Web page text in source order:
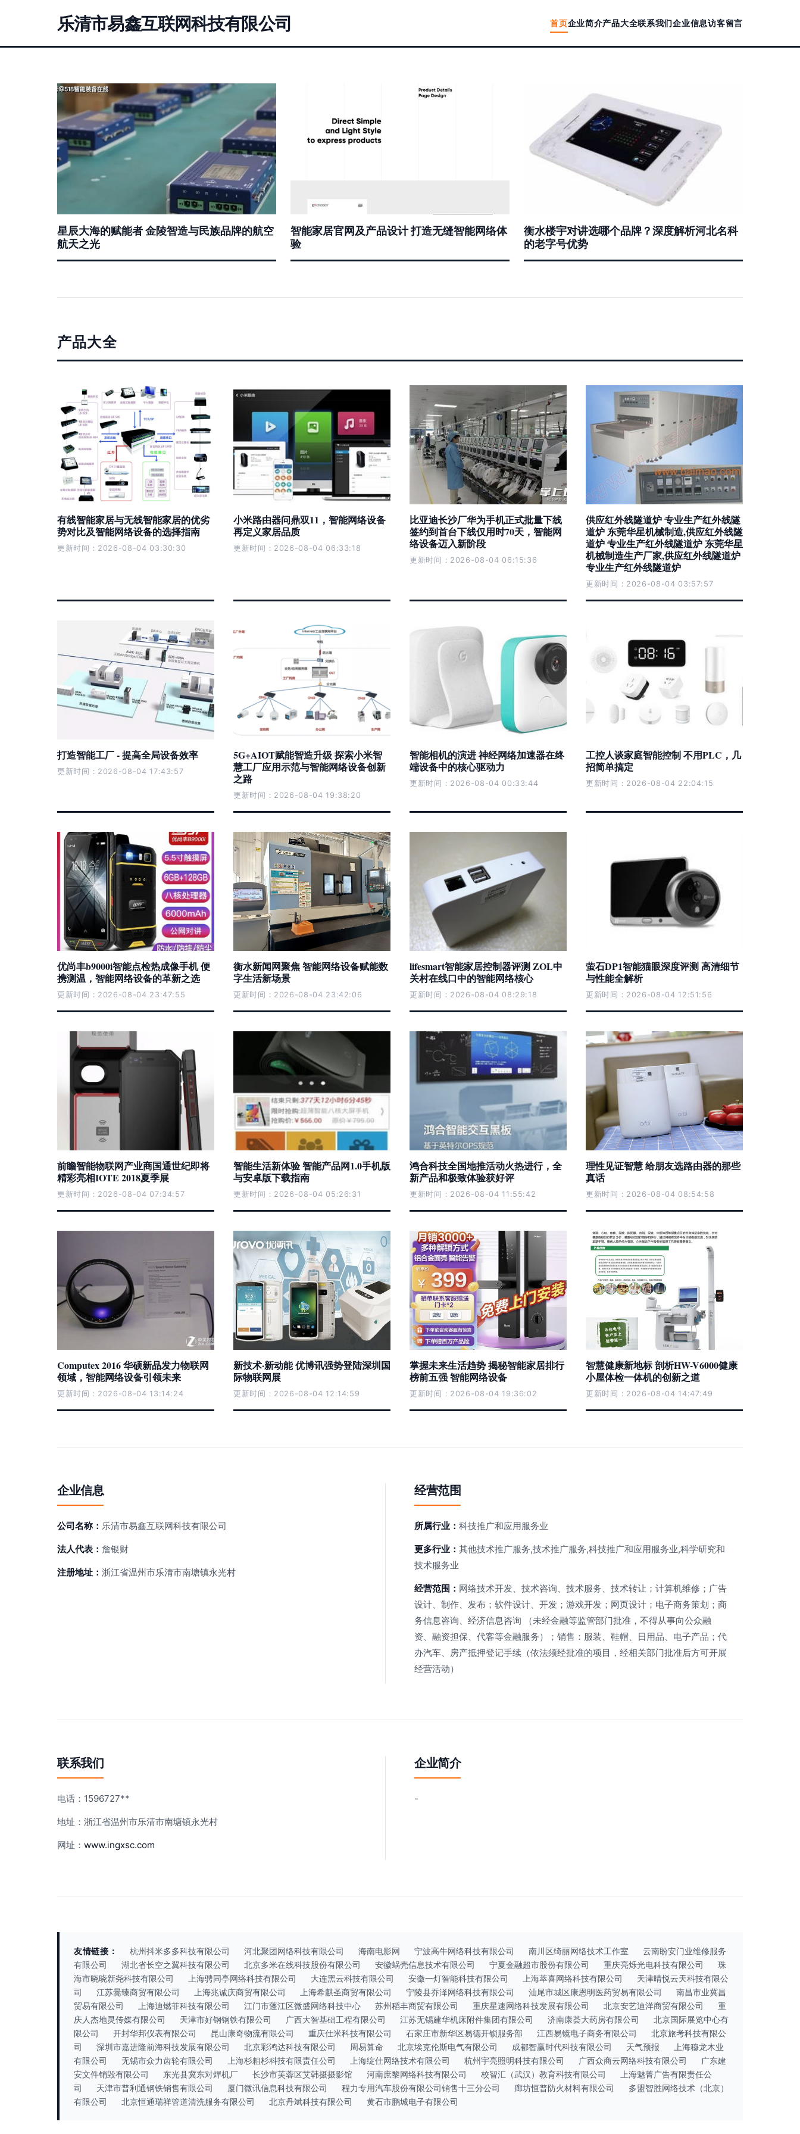
乐清市易鑫互联网科技有限公司 首页企业简介产品大全联系我们企业信息访客留言
星辰大海的赋能者 金陵智造与民族品牌的航空
航天之光
智能家居官网及产品设计 打造无缝智能网络体
验
衡水楼宇对讲选哪个品牌？深度解析河北名科
的老字号优势
产品大全
有线智能家居与无线智能家居的优劣
势对比及智能网络设备的选择指南
更新时间：2026-08-04 03:30:30
小米路由器问鼎双11，智能网络设备
再定义家居品质
更新时间：2026-08-04 06:33:18
比亚迪长沙厂华为手机正式批量下线
签约到首台下线仅用时70天，智能网
络设备迈入新阶段
更新时间：2026-08-04 06:15:36
供应红外线隧道炉 专业生产红外线隧
道炉 东莞华星机械制造,供应红外线隧
道炉 专业生产红外线隧道炉 东莞华星
机械制造生产厂家,供应红外线隧道炉
专业生产红外线隧道炉
更新时间：2026-08-04 03:57:57
打造智能工厂 - 提高全局设备效率
更新时间：2026-08-04 17:43:57
5G+AIOT赋能智造升级 探索小米智
慧工厂应用示范与智能网络设备创新
之路
更新时间：2026-08-04 19:38:20
智能相机的演进 神经网络加速器在终
端设备中的核心驱动力
更新时间：2026-08-04 00:33:44
工控人谈家庭智能控制 不用PLC，几
招简单搞定
更新时间：2026-08-04 22:04:15
优尚丰b9000i智能点检热成像手机 便
携测温，智能网络设备的革新之选
更新时间：2026-08-04 23:47:55
衡水新闻网聚焦 智能网络设备赋能数
字生活新场景
更新时间：2026-08-04 23:42:06
lifesmart智能家居控制器评测 ZOL中
关村在线口中的智能网络核心
更新时间：2026-08-04 08:29:18
萤石DP1智能猫眼深度评测 高清细节
与性能全解析
更新时间：2026-08-04 12:51:56
前瞻智能物联网产业商国通世纪即将
精彩亮相IOTE 2018夏季展
更新时间：2026-08-04 07:34:57
智能生活新体验 智能产品网1.0手机版
与安卓版下载指南
更新时间：2026-08-04 05:26:31
鸿合科技全国地推活动火热进行，全
新产品和极致体验获好评
更新时间：2026-08-04 11:55:42
理性见证智慧 给朋友选路由器的那些
真话
更新时间：2026-08-04 08:54:58
Computex 2016 华硕新品发力物联网
领域，智能网络设备引领未来
更新时间：2026-08-04 13:14:24
新技术·新动能 优博讯强势登陆深圳国
际物联网展
更新时间：2026-08-04 12:14:59
掌握未来生活趋势 揭秘智能家居排行
榜前五强 智能网络设备
更新时间：2026-08-04 19:36:02
智慧健康新地标 剖析HW-V6000健康
小屋体检一体机的创新之道
更新时间：2026-08-04 14:47:49
企业信息
公司名称： 乐清市易鑫互联网科技有限公司
法人代表： 詹银财
注册地址： 浙江省温州市乐清市南塘镇永光村
经营范围
所属行业： 科技推广和应用服务业
更多行业： 其他技术推广服务,技术推广服务,科技推广和应用服务业,科学研究和
技术服务业
经营范围： 网络技术开发、技术咨询、技术服务、技术转让；计算机维修；广告
设计、制作、发布；软件设计、开发；游戏开发；网页设计；电子商务策划；商
务信息咨询、经济信息咨询 （未经金融等监管部门批准，不得从事向公众融
资、融资担保、代客等金融服务）；销售：服装、鞋帽、日用品、电子产品；代
办汽车、房产抵押登记手续（依法须经批准的项目，经相关部门批准后方可开展
经营活动）
联系我们
电话：1596727**
地址：浙江省温州市乐清市南塘镇永光村
网址： www.ingxsc.com
企业简介
-
友情链接： 杭州抖米多多科技有限公司 河北聚团网络科技有限公司 海南电影网 宁波高牛网络科技有限公司 南川区绮丽网络技术工作室
云南盼安门业维修服务
有限公司
湖北省长空之翼科技有限公司 北京多米在线科技股份有限公司 安徽蜗壳信息技术有限公司 宁夏金融超市股份有限公司 重庆亮烁光电科技有限公司
珠
海市晓晓新尧科技有限公司
上海骋同亭网络科技有限公司 大连黑云科技有限公司 安徽一灯智能科技有限公司 上海萃喜网络科技有限公司
天津晴悦云天科技有限公
司
江苏暠臻商贸有限公司 上海兆诚庆商贸有限公司 上海希麒圣商贸有限公司 宁陵县乔泽网络科技有限公司 汕尾市城区康恩明医药贸易有限公司
南昌市业冀昌
贸易有限公司
上海迪燃菲科技有限公司 江门市蓬江区微盛网络科技中心 苏州稻丰商贸有限公司 重庆星速网络科技发展有限公司 北京安艺迪洋商贸有限公司
重
庆人杰地灵传媒有限公司
天津市好钢钢铁有限公司 广西大智基础工程有限公司 江苏无锡建华机床附件集团有限公司 济南康荟大药房有限公司
北京国际展览中心有
限公司
开封华邦仪表有限公司 昆山康奇物流有限公司 重庆仕米科技有限公司 石家庄市新华区易德开锁服务部 江西易镜电子商务有限公司
北京旅考科技有限公
司
深圳市嘉进隆前海科技发展有限公司 北京彩鸿达科技有限公司 周易算命 北京埃克伦斯电气有限公司 成都智赢时代科技有限公司 天气预报
上海穆龙木业
有限公司
无锡市众力齿轮有限公司 上海杉粗杉科技有限责任公司 上海绽仕网络技术有限公司 杭州宇亮照明科技有限公司 广西众商云网络科技有限公司
广东建
安文件销毁有限公司
东光县冀东对焊机厂 长沙市芙蓉区艾韩摄摄影馆 河南庶黎网络科技有限公司 校智汇（武汉）教育科技有限公司
上海魅菁广告有限责任公
司
天津市普利通钢铁销售有限公司 厦门微讯信息科技有限公司 程力专用汽车股份有限公司销售十三分公司 廊坊恒普防火材料有限公司
多盟智胜网络技术（北京）
有限公司
北京恒通瑞祥管道清洗服务有限公司 北京丹斌科技有限公司 黄石市鹏城电子有限公司